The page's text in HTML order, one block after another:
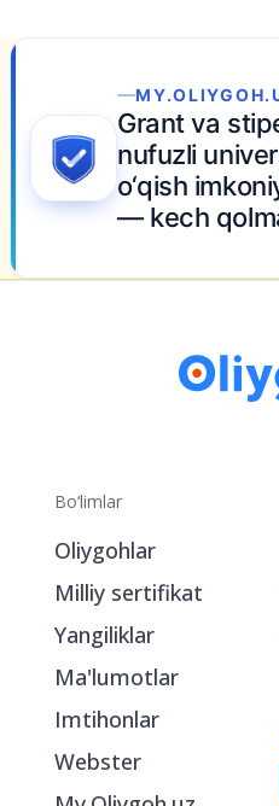
asosida
hali ochiq
Bo‘limlar
Oliygohlar